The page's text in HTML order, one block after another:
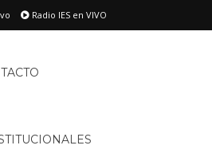
Radio IES en VIVO